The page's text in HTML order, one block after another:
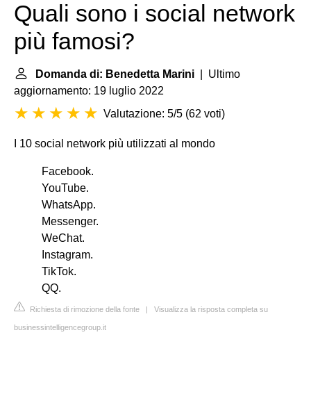
Quali sono i social network
più famosi?
Domanda di: Benedetta Marini | Ultimo
aggiornamento: 19 luglio 2022
Valutazione: 5/5 (62 voti)
I 10 social network più utilizzati al mondo
Facebook.
YouTube.
WhatsApp.
Messenger.
WeChat.
Instagram.
TikTok.
QQ.
Richiesta di rimozione della fonte | Visualizza la risposta completa su
businessintelligencegroup.it